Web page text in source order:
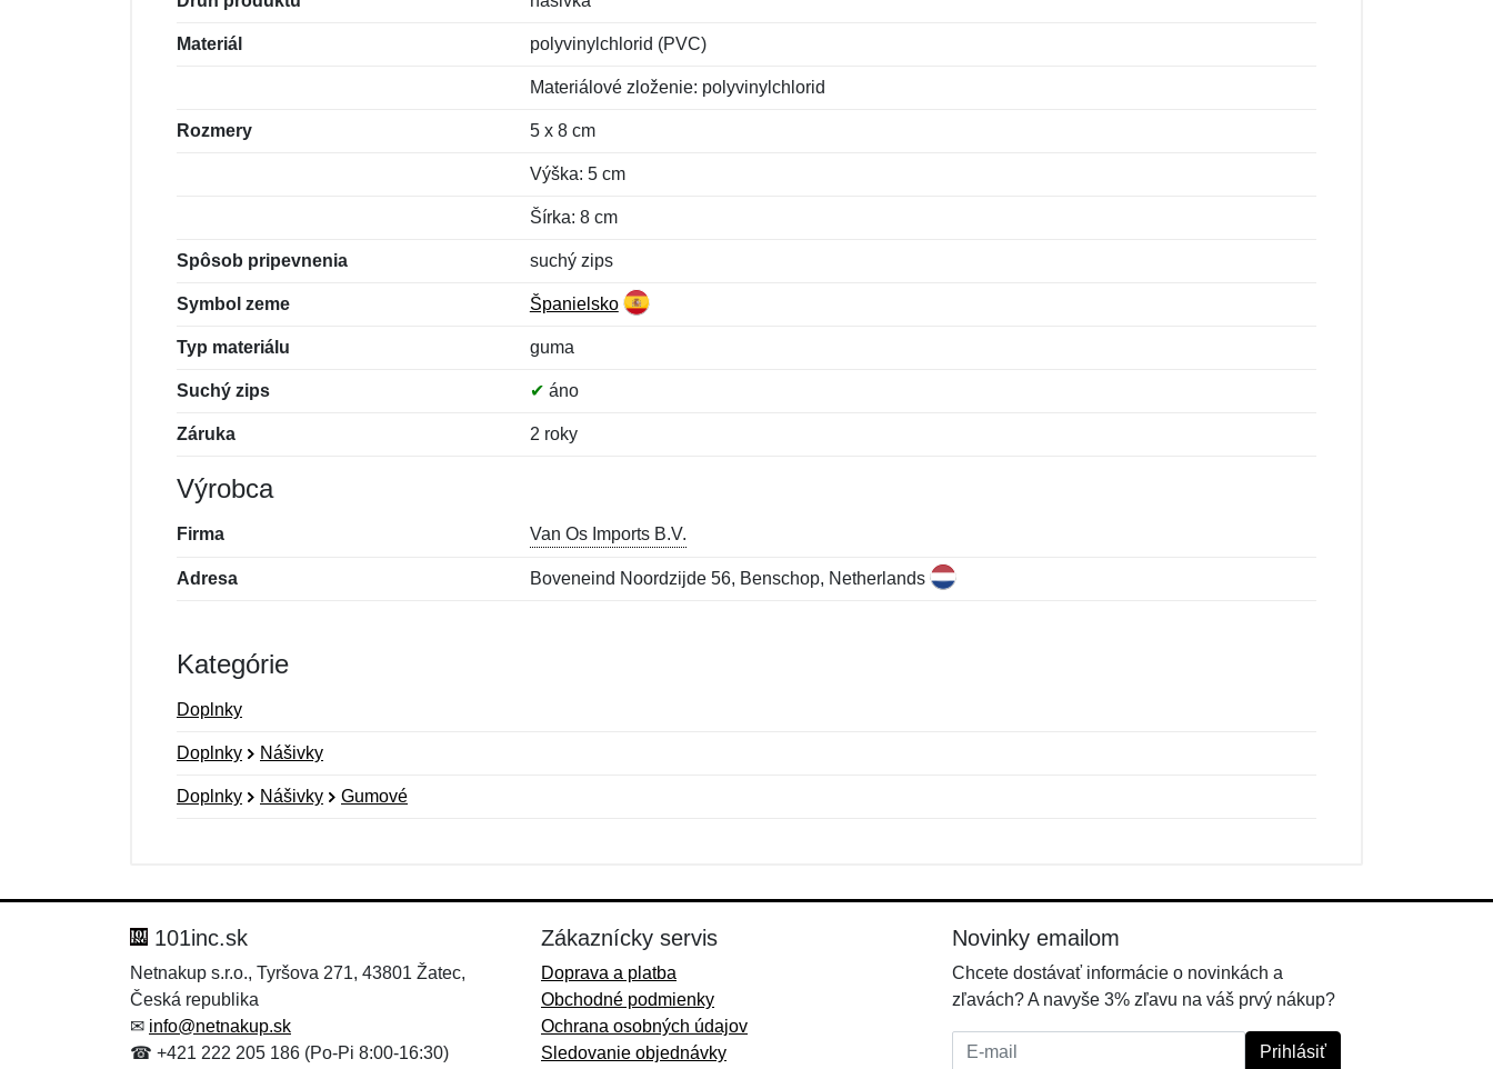
Materiál polyvinylchlorid (PVC)
Materiálové zloženie: polyvinylchlorid
Rozmery 5 x 8 cm
Výška: 5 cm
Šírka: 8 cm
Spôsob pripevnenia suchý zips
Symbol zeme Španielsko
Typ materiálu guma
Suchý zips ✔ áno
Záruka 2 roky
Výrobca
Firma Van Os Imports B.V.
Adresa Boveneind Noordzijde 56, Benschop, Netherlands
Kategórie
Doplnky
Doplnky Nášivky
Doplnky Nášivky Gumové
Správa*
Správa*
101inc.sk
Netnakup s.r.o., Tyršova 271, 43801 Žatec,
Česká republika
✉ info@netnakup.sk
☎ +421 222 205 186 (Po-Pi 8:00-16:30)
Zákaznícky servis
Doprava a platba
Obchodné podmienky
Ochrana osobných údajov
Sledovanie objednávky
Novinky emailom
Chcete dostávať informácie o novinkách a
zľavách? A navyše 3% zľavu na váš prvý nákup?
E-mail: Prihlásiť